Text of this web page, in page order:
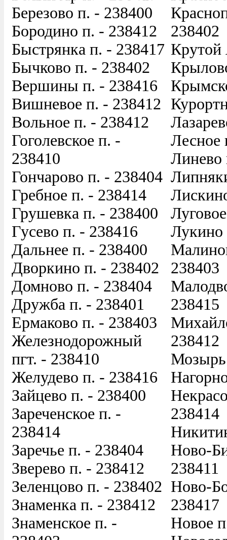
Березово п. - 238400
Бородино п. - 238412
Быстрянка п. - 238417
Бычково п. - 238402
Вершины п. - 238416
Вишневое п. - 238412
Вольное п. - 238412
Гоголевское п. -
238410
Гончарово п. - 238404
Гребное п. - 238414
Грушевка п. - 238400
Гусево п. - 238416
Дальнее п. - 238400
Дворкино п. - 238402
Домново п. - 238404
Дружба п. - 238401
Ермаково п. - 238403
Железнодорожный
пгт. - 238410
Желудево п. - 238416
Зайцево п. - 238400
Зареченское п. -
238414
Заречье п. - 238404
Зверево п. - 238412
Зеленцово п. - 238402
Знаменка п. - 238412
Знаменское п. -
238402
Крутой
Лесное
Линево
Лукино
238403
238415
238412
238414
Ново-
238411
Ново-
238417
Новое